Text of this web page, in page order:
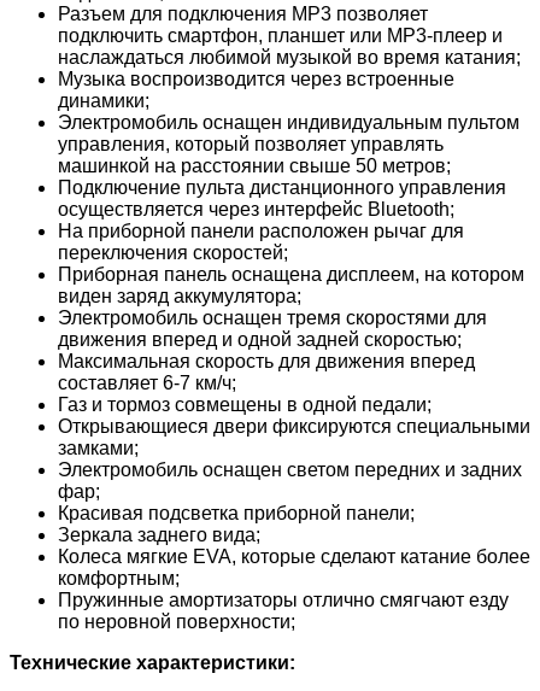
Разъем для подключения МР3 позволяет
подключить смартфон, планшет или МР3-плеер и
наслаждаться любимой музыкой во время катания;
Музыка воспроизводится через встроенные
динамики;
Электромобиль оснащен индивидуальным пультом
управления, который позволяет управлять
машинкой на расстоянии свыше 50 метров;
Подключение пульта дистанционного управления
осуществляется через интерфейс Bluetooth;
На приборной панели расположен рычаг для
переключения скоростей;
Приборная панель оснащена дисплеем, на котором
виден заряд аккумулятора;
Электромобиль оснащен тремя скоростями для
движения вперед и одной задней скоростью;
Максимальная скорость для движения вперед
составляет 6-7 км/ч;
Газ и тормоз совмещены в одной педали;
Открывающиеся двери фиксируются специальными
замками;
Электромобиль оснащен светом передних и задних
фар;
Красивая подсветка приборной панели;
Зеркала заднего вида;
Колеса мягкие EVA, которые сделают катание более
комфортным;
Пружинные амортизаторы отлично смягчают езду
по неровной поверхности;
Технические характеристики: